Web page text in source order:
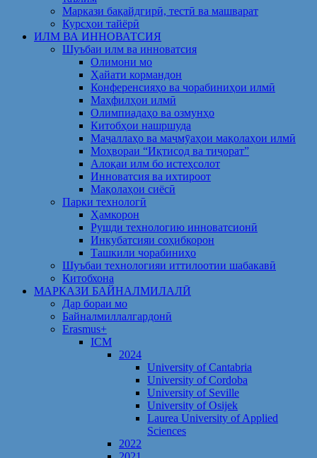
Маркази бақайдгирӣ, тестӣ ва машварат
Курсҳои тайёрӣ
ИЛМ ВА ИННОВАТСИЯ
Шуъбаи илм ва инноватсия
Олимони мо
Ҳайати кормандон
Конференсияҳо ва чорабиниҳои илмӣ
Маҳфилҳои илмӣ
Олимпиадаҳо ва озмунҳо
Китобҳои нашршуда
Маҷаллаҳо ва маҷмӯаҳои мақолаҳои илмӣ
Моҳвораи “Иқтисод ва тиҷорат”
Алоқаи илм бо истеҳсолот
Инноватсия ва ихтироот
Мақолаҳои сиёсӣ
Парки технологӣ
Ҳамкорон
Рушди технологию инноватсионӣ
Инкубатсияи соҳибкорон
Ташкили чорабиниҳо
Шуъбаи технологияи иттилоотии шабакавӣ
Китобхона
МАРКАЗИ БАЙНАЛМИЛАЛӢ
Дар бораи мо
Байналмиллалгардонӣ
Erasmus+
ICM
2024
University of Cantabria
University of Cordoba
University of Seville
University of Osijek
Laurea University of Applied
Sciences
2022